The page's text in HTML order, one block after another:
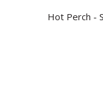
Hot Perch -